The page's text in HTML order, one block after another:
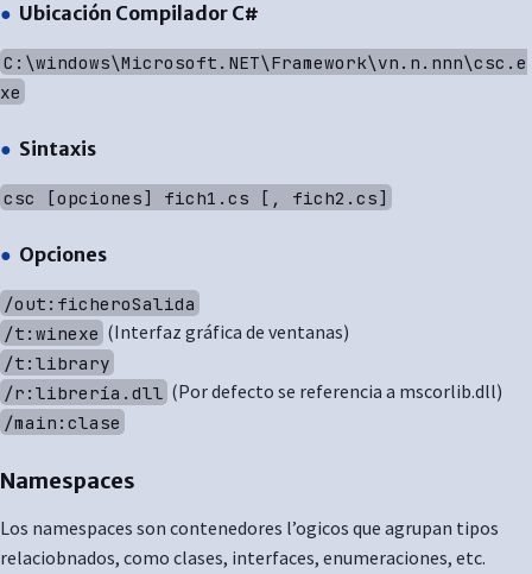
Ubicación Compilador C#
C:\windows\Microsoft.NET\Framework\vn.n.nnn\csc.e
xe
Sintaxis
csc [opciones] fich1.cs [, fich2.cs]
Opciones
/out:ficheroSalida
/t:winexe (Interfaz gráfica de ventanas)
/t:library
/r:librería.dll (Por defecto se referencia a mscorlib.dll)
/main:clase
Namespaces
Los namespaces son contenedores l’ogicos que agrupan tipos
relaciobnados, como clases, interfaces, enumeraciones, etc.